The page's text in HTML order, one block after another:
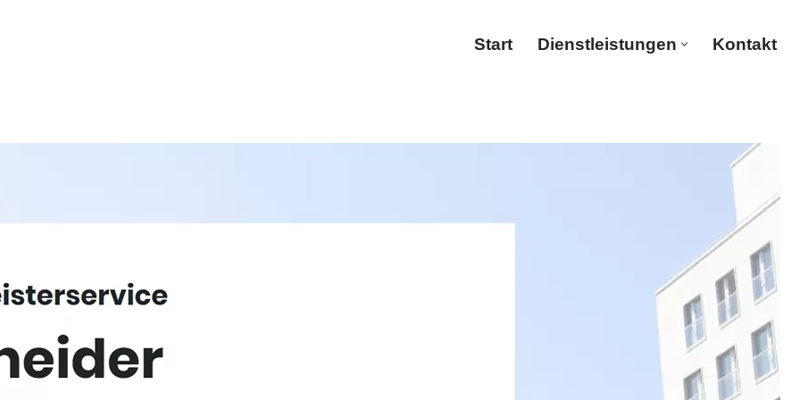
Start Dienstleistungen Kontakt